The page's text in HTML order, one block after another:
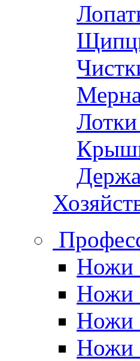
Ножи
Ножи
Ножи
Ножи